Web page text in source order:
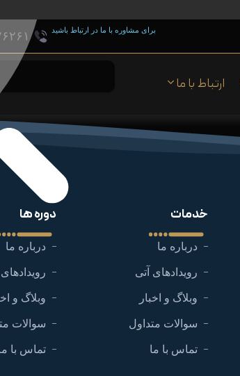
برای مشاوره با ما در ارتباط باشید
ارتباط با ما
خدمات
درباره ما
رویدادهای آتی
وبلاگ و اخبار
سوالات متداول
تماس با ما
دوره ها
درباره ما
وبلاگ و
سوالات
تماس با